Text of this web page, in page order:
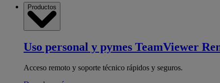
Productos
Uso personal y pymes TeamViewer
Acceso remoto y soporte técnico rápidos y seguros.